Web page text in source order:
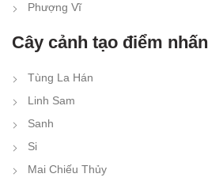
Phượng Vĩ
Cây cảnh tạo điểm nhấn
Tùng La Hán
Linh Sam
Sanh
Si
Mai Chiếu Thủy